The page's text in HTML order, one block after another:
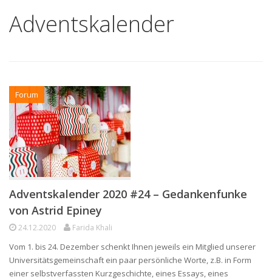
Adventskalender
Forum
Adventskalender 2020 #24 – Gedankenfunke
von Astrid Epiney
24.12.2020 Farida Khali
Vom 1. bis 24. Dezember schenkt Ihnen jeweils ein Mitglied unserer
Universitätsgemeinschaft ein paar persönliche Worte, z.B. in Form
einer selbstverfassten Kurzgeschichte, eines Essays, eines